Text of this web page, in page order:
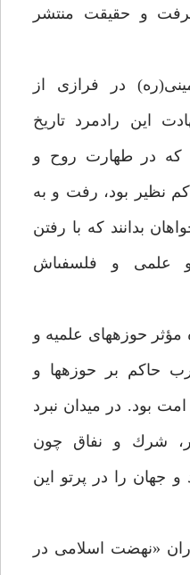
و حقيقت منتشر
در فرازى از
اين رادمرد تاريخ
كه در طهارت روح و
نظير بود، رفت و به
بدانند كه با رفتن
علمى و فلسفى‏اش
حوزه‏هاى علميه و
حاكم بر حوزه‏ها و
بود. در ميدان نبرد
شرك و نفاق چون
جهان را در پرتو اين
«نهضت اسلامى در